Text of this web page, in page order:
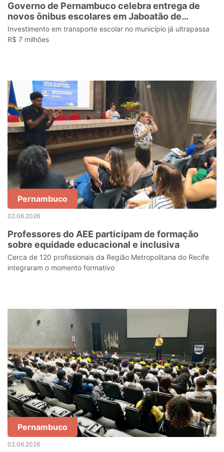
Governo de Pernambuco celebra entrega de
novos ônibus escolares em Jaboatão de
Guararapes
Investimento em transporte escolar no município já ultrapassa
R$ 7 milhões
Pernambuco
02.06.2026
Professores do AEE participam de formação
sobre equidade educacional e inclusiva
Cerca de 120 profissionais da Região Metropolitana do Recife
integraram o momento formativo
Pernambuco
02.06.2026